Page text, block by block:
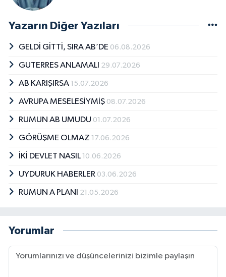
Yazarın Diğer Yazıları
GELDİ GİTTİ, SIRA AB’DE 06.08.2026
GUTERRES ANLAMALI 29.07.2026
AB KARIŞIRSA 15.07.2026
AVRUPA MESELESİYMİŞ 08.07.2026
RUMUN AB UMUDU 01.07.2026
GÖRÜŞME OLMAZ 17.06.2026
İKİ DEVLET NASIL 10.06.2026
UYDURUK HABERLER 03.06.2026
RUMUN A PLANI 21.05.2026
Yorumlar